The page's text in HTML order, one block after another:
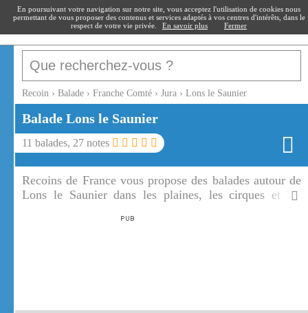
recoin.fr
Recoin › Balade › Franche Comté › Jura › Lons le Saunier
Balade Lons le Saunier
11 balades, 27 notes
Recoins de France vous propose des balades autour de
Lons le Saunier dans les plaines, les cirques et les
En poursuivant votre navigation sur notre site, vous acceptez l'utilisation de cookies nous
permettant de vous proposer des contenus et services adaptés à vos centres d'intérêts, dans le
respect de votre vie privée.
En savoir plus Fermer